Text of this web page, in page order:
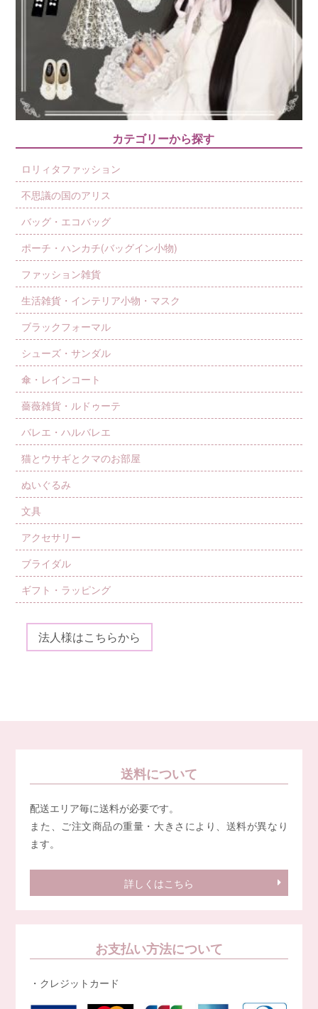
カテゴリーから探す
ロリィタファッション
不思議の国のアリス
バッグ・エコバッグ
ポーチ・ハンカチ(バッグイン小物)
ファッション雑貨
生活雑貨・インテリア小物・マスク
ブラックフォーマル
シューズ・サンダル
傘・レインコート
薔薇雑貨・ルドゥーテ
バレエ・ハルバレエ
猫とウサギとクマのお部屋
ぬいぐるみ
文具
アクセサリー
ブライダル
ギフト・ラッピング
法人様はこちらから
送料について
配送エリア毎に送料が必要です。
また、ご注文商品の重量・大きさにより、送料が異なり
ます。
詳しくはこちら
お支払い方法について
・クレジットカード